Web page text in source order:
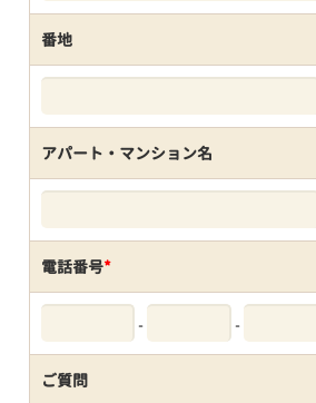
番地
アパート・マンション名
電話番号*
- -
ご質問